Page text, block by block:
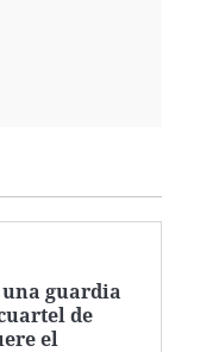
guardia
de
el